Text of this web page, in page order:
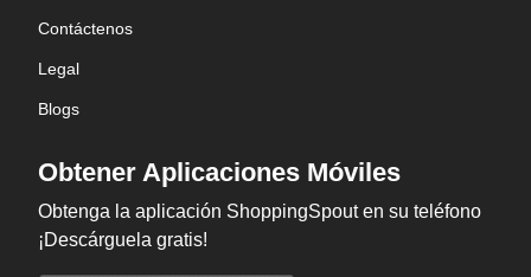
Contáctenos
Legal
Blogs
Obtener Aplicaciones Móviles
Obtenga la aplicación ShoppingSpout en su teléfono
¡Descárguela gratis!